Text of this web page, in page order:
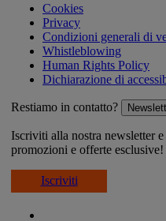
Cookies
Privacy
Condizioni generali di
Whistleblowing
Human Rights Policy
Dichiarazione di
Restiamo in contatto?
Iscriviti alla nostra newsletter
promozioni e offerte esclusive!
Iscriviti